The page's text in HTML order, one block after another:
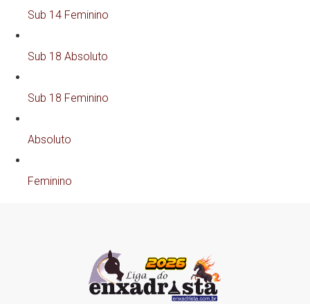
Sub 14 Feminino
Sub 18 Absoluto
Sub 18 Feminino
Absoluto
Feminino